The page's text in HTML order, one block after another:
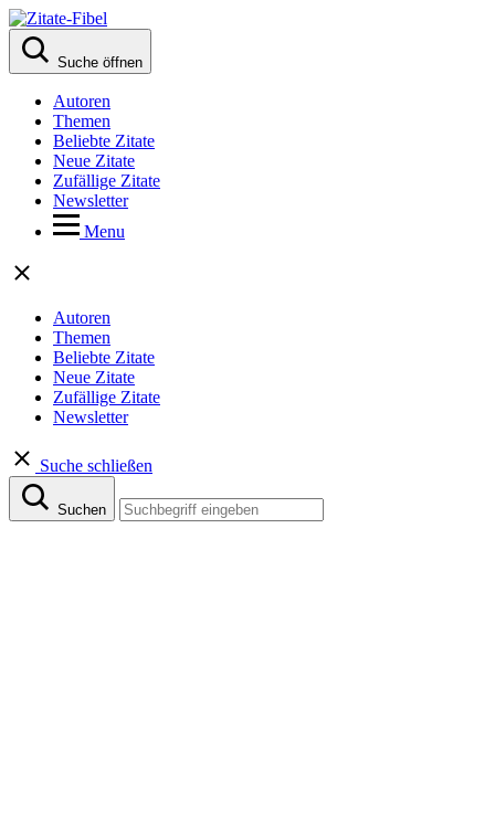
Suche öffnen
Autoren
Themen
Beliebte Zitate
Neue Zitate
Zufällige Zitate
Newsletter
Menu
Autoren
Themen
Beliebte Zitate
Neue Zitate
Zufällige Zitate
Newsletter
Suche schließen
Suchen